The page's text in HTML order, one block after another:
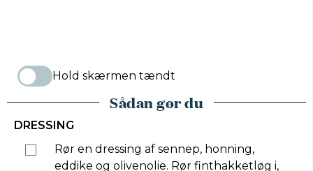
Hold skærmen tændt
Sådan gør du
DRESSING
Rør en dressing af sennep, honning,
eddike og olivenolie. Rør finthakketløg i,